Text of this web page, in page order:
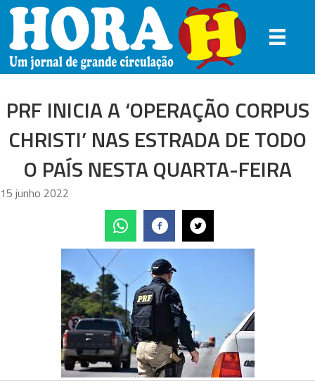
PRF INICIA A ‘OPERAÇÃO CORPUS
CHRISTI’ NAS ESTRADA DE TODO
O PAÍS NESTA QUARTA-FEIRA
15 junho 2022